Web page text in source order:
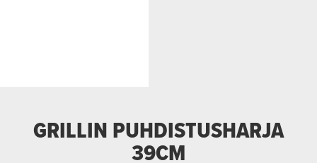
GRILLIN PUHDISTUSHARJA
39CM